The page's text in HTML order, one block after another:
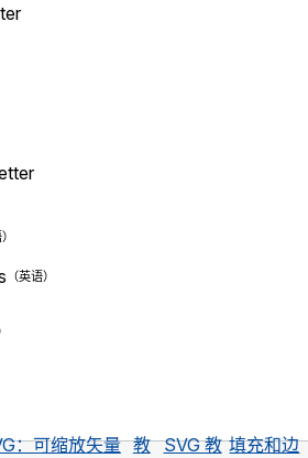
：可缩放矢量 教 SVG 教 填充和边